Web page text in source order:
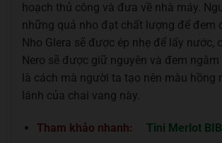
hoạch thủ công và đưa về nhà máy.
những quả nho đạt chất lượng để đem
Nho Glera sẽ được ép nhẹ để lấy nước,
Nero sẽ được giữ nguyên và đem
là cách mà người ta tạo nên màu hồng
lánh của chai vang này.
Tham khảo nhanh: Tini Merlot